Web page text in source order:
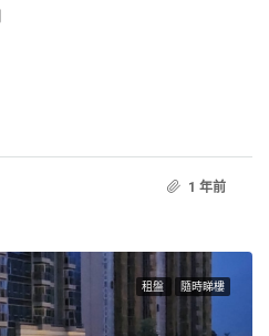
1 年前
租盤 隨時睇樓